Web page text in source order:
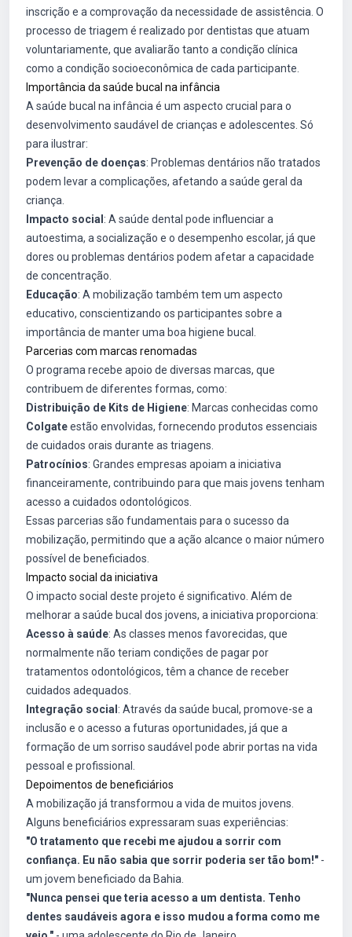
inscrição e a comprovação da necessidade de assistência. O
processo de triagem é realizado por dentistas que atuam
voluntariamente, que avaliarão tanto a condição clínica
como a condição socioeconômica de cada participante.
Importância da saúde bucal na infância
A saúde bucal na infância é um aspecto crucial para o
desenvolvimento saudável de crianças e adolescentes. Só
para ilustrar:
Prevenção de doenças: Problemas dentários não tratados
podem levar a complicações, afetando a saúde geral da
criança.
Impacto social : A saúde dental pode influenciar a
autoestima, a socialização e o desempenho escolar, já que
dores ou problemas dentários podem afetar a capacidade
de concentração.
Educação: A mobilização também tem um aspecto
educativo, conscientizando os participantes sobre a
importância de manter uma boa higiene bucal.
Parcerias com marcas renomadas
O programa recebe apoio de diversas marcas, que
contribuem de diferentes formas, como:
Distribuição de Kits de Higiene: Marcas conhecidas como
Colgateestão envolvidas, fornecendo produtos essenciais
de cuidados orais durante as triagens.
Patrocínios: Grandes empresas apoiam a iniciativa
financeiramente, contribuindo para que mais jovens tenham
acesso a cuidados odontológicos.
Essas parcerias são fundamentais para o sucesso da
mobilização, permitindo que a ação alcance o maior número
possível de beneficiados.
Impacto social da iniciativa
O impacto social deste projeto é significativo. Além de
melhorar a saúde bucal dos jovens, a iniciativa proporciona:
Acesso à saúde: As classes menos favorecidas, que
normalmente não teriam condições de pagar por
tratamentos odontológicos, têm a chance de receber
cuidados adequados.
Integração social : Através da saúde bucal, promove-se a
inclusão e o acesso a futuras oportunidades, já que a
formação de um sorriso saudável pode abrir portas na vida
pessoal e profissional.
Depoimentos de beneficiários
A mobilização já transformou a vida de muitos jovens.
Alguns beneficiários expressaram suas experiências:
"O tratamento que recebi me ajudou a sorrir com
confiança. Eu não sabia que sorrir poderia ser tão bom!" -
um jovem beneficiado da Bahia.
"Nunca pensei que teria acesso a um dentista. Tenho
dentes saudáveis agora e isso mudou a forma como me